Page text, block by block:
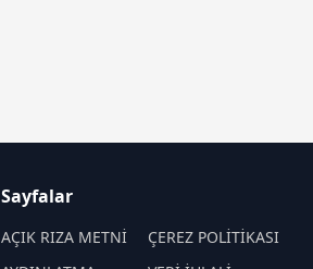
Sayfalar
AÇIK RIZA METNİ
ÇEREZ POLİTİKASI